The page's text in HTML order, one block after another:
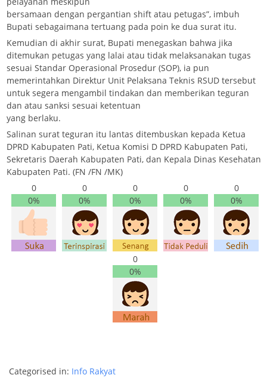
bersamaan dengan pergantian shift atau petugas”, imbuh
Bupati sebagaimana tertuang pada poin ke dua surat itu.
Kemudian di akhir surat, Bupati menegaskan bahwa jika
ditemukan petugas yang lalai atau tidak melaksanakan tugas
sesuai Standar Operasional Prosedur (SOP), ia pun
memerintahkan Direktur Unit Pelaksana Teknis RSUD tersebut
untuk segera mengambil tindakan dan memberikan teguran
dan atau sanksi sesuai ketentuan
yang berlaku.
Salinan surat teguran itu lantas ditembuskan kepada Ketua
DPRD Kabupaten Pati, Ketua Komisi D DPRD Kabupaten Pati,
Sekretaris Daerah Kabupaten Pati, dan Kepala Dinas Kesehatan
Kabupaten Pati. (FN /FN /MK)
0
0%
0
0%
0
0%
0
0%
0
0%
0
0%
Categorised in: Info Rakyat